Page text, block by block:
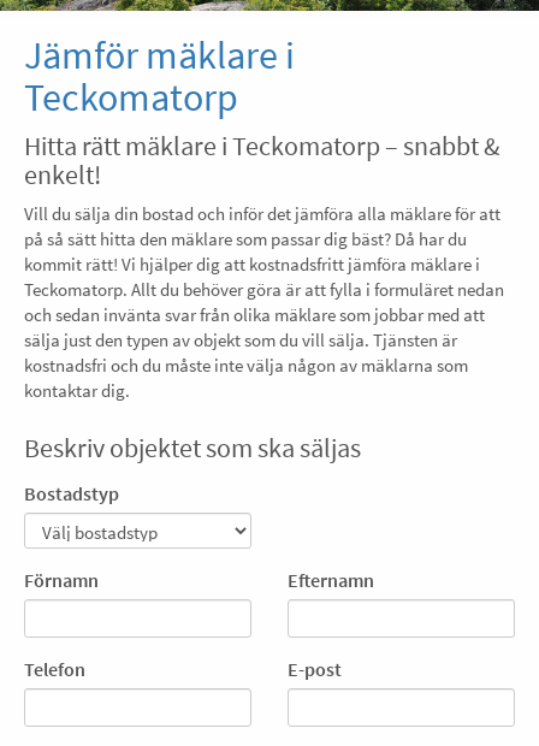
Jämför mäklare i
Teckomatorp
Hitta rätt mäklare i Teckomatorp – snabbt &
enkelt!
Vill du sälja din bostad och inför det jämföra alla mäklare för att
på så sätt hitta den mäklare som passar dig bäst? Då har du
kommit rätt! Vi hjälper dig att kostnadsfritt jämföra mäklare i
Teckomatorp. Allt du behöver göra är att fylla i formuläret nedan
och sedan invänta svar från olika mäklare som jobbar med att
sälja just den typen av objekt som du vill sälja. Tjänsten är
kostnadsfri och du måste inte välja någon av mäklarna som
kontaktar dig.
Beskriv objektet som ska säljas
Bostadstyp
Förnamn Efternamn
Telefon E-post